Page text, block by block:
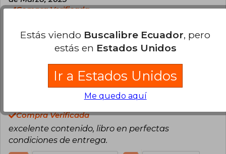
Compra Verificada
de rápida comprensión y lectura, me gustó
mucho, excelente servicio de la tienda
Esta opinión es útil 4 No es útil
Alexis Perez Jacome
Compra Verificada
excelente contenido, libro en perfectas
condiciones de entrega.
Estás viendo Buscalibre Ecuador, pero
estás en Estados Unidos
Ir a Estados Unidos
Me quedo aquí